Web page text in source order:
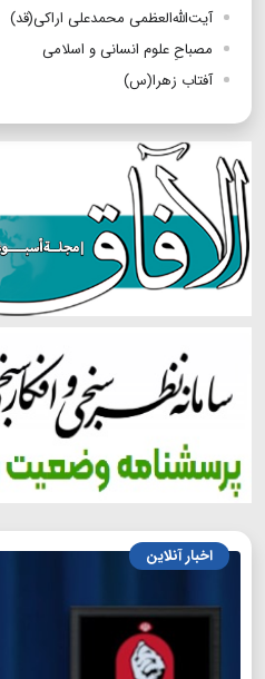
آیت‌الله‌‌العظمی محمدعلی اراکی(قد)
مصباحِ علوم انسانی و اسلامی
آفتاب زهرا(س)
اخبار آنلاین